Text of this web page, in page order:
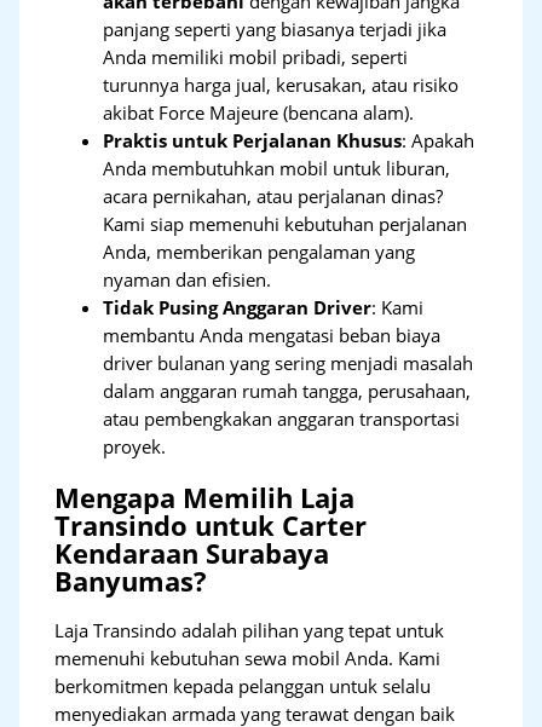
panjang seperti yang biasanya terjadi jika
Anda memiliki mobil pribadi, seperti
turunnya harga jual, kerusakan, atau risiko
akibat Force Majeure (bencana alam).
Praktis untuk Perjalanan Khusus: Apakah
Anda membutuhkan mobil untuk liburan,
acara pernikahan, atau perjalanan dinas?
Kami siap memenuhi kebutuhan perjalanan
Anda, memberikan pengalaman yang
nyaman dan efisien.
Tidak Pusing Anggaran Driver: Kami
membantu Anda mengatasi beban biaya
driver bulanan yang sering menjadi masalah
dalam anggaran rumah tangga, perusahaan,
atau pembengkakan anggaran transportasi
proyek.
Mengapa Memilih Laja
Transindo untuk Carter
Kendaraan Surabaya
Banyumas?
Laja Transindo adalah pilihan yang tepat untuk
memenuhi kebutuhan sewa mobil Anda. Kami
berkomitmen kepada pelanggan untuk selalu
menyediakan armada yang terawat dengan baik